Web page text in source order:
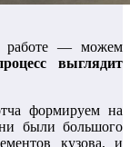
работе — можем
выглядит
формируем на
были большого
кузова, и